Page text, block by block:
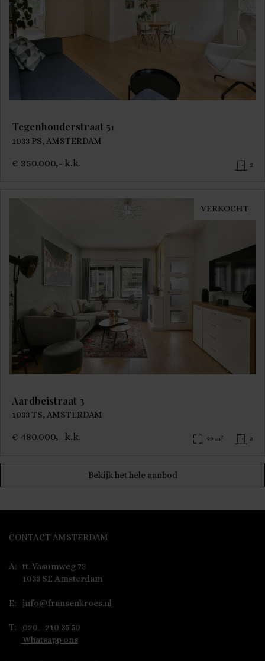
Bekijk het hele aanbod
Tegenhouderstraat 51
1033 PS, AMSTERDAM
€ 350.000,- k.k. 2
VERKOCHT
Aardbeistraat 3
1033 TS, AMSTERDAM
€ 480.000,- k.k. 99 m 2 3
CONTACT AMSTERDAM
A:
tt. Vasumweg 73
1033 SE Amsterdam
E: info@fransenkroes.nl
T:
020 - 210 35 50
Whatsapp ons